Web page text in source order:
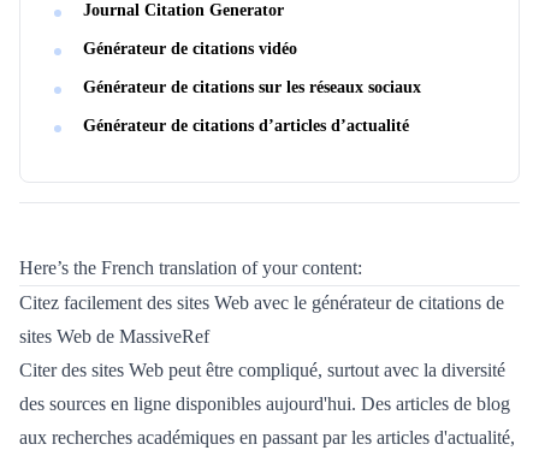
Journal Citation Generator
Générateur de citations vidéo
Générateur de citations sur les réseaux sociaux
Générateur de citations d’articles d’actualité
Here’s the French translation of your content:
Citez facilement des sites Web avec le générateur de citations de
sites Web de MassiveRef
Citer des sites Web peut être compliqué, surtout avec la diversité
des sources en ligne disponibles aujourd'hui. Des articles de blog
aux recherches académiques en passant par les articles d'actualité,